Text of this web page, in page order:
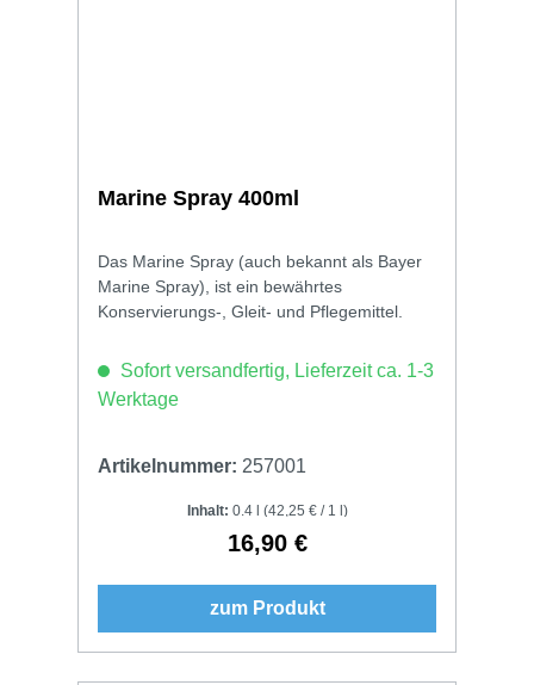
Marine Spray 400ml
Das Marine Spray (auch bekannt als Bayer
Marine Spray), ist ein bewährtes
Konservierungs-, Gleit- und Pflegemittel.
Sofort versandfertig, Lieferzeit ca. 1-3
Werktage
Artikelnummer: 257001
Inhalt: 0.4 l (42,25 € / 1 l)
Regulärer Preis:
16,90 €
zum Produkt